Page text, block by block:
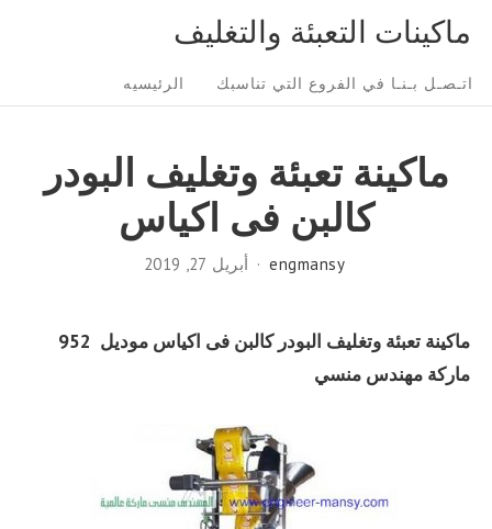
content
ماكينات التعبئة والتغليف
Site
Navigation
اتـصـل بـنـا في الفروع التي تناسبك الرئيسيه
ماكينة تعبئة وتغليف البودر
كالبن فى اكياس
engmansy أبريل 27, 2019
ماكينة تعبئة وتغليف البودر كالبن فى اكياس موديل 952
ماركة مهندس منسي